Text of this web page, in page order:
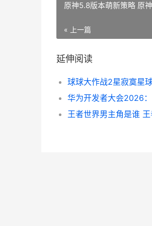
原神5.8版本萌新策略 原
« 上一篇
延伸阅读
王者世界男主角是谁